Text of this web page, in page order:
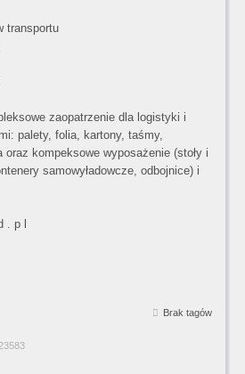
transportu
zaopatrzenie dla logistyki i
palety, folia, kartony, taśmy,
oraz kompeksowe wyposażenie (stoły i
samowyładowcze, odbojnice) i
. p l
Brak tagów